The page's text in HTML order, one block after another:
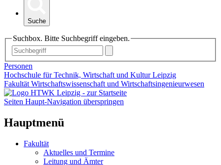
Suche
Suchbox. Bitte Suchbegriff eingeben.
Personen
Hochschule für Technik, Wirtschaft und Kultur Leipzig
Fakultät Wirtschaftswissenschaft und Wirtschaftsingenieurwesen
Seiten Haupt-Navigation überspringen
Hauptmenü
Fakultät
Aktuelles und Termine
Leitung und Ämter